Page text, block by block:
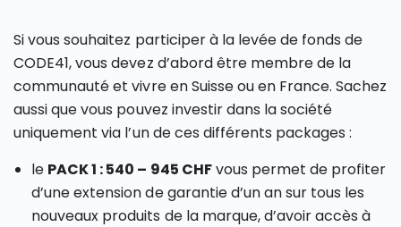
Si vous souhaitez participer à la levée de fonds de
CODE41, vous devez d’abord être membre de la
communauté et vivre en Suisse ou en France. Sachez
aussi que vous pouvez investir dans la société
uniquement via l’un de ces différents packages :
le PACK 1 : 540 – 945 CHFvous permet de profiter
d’une extension de garantie d’un an sur tous les
nouveaux produits de la marque, d’avoir accès à